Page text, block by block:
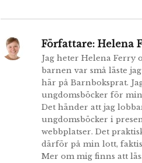
Författare:Helena
Jag heter Helena Ferry
barnen var små läste
här på Barnboksprat.
ungdomsböcker för
Det händer att jag
ungdomsböcker i
webbplatser. Det
därför på min lott,
Mer om mig finns att